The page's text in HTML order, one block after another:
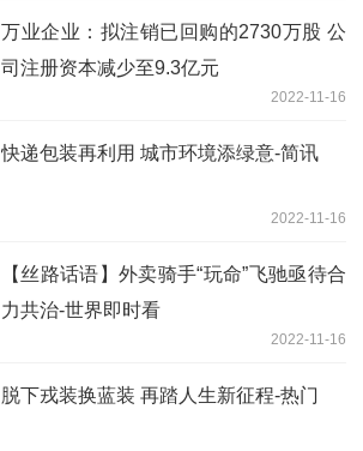
万业企业：拟注销已回购的2730万股 公
司注册资本减少至9.3亿元
2022-11-16
快递包装再利用 城市环境添绿意-简讯
2022-11-16
【丝路话语】外卖骑手“玩命”飞驰亟待合
力共治-世界即时看
2022-11-16
脱下戎装换蓝装 再踏人生新征程-热门